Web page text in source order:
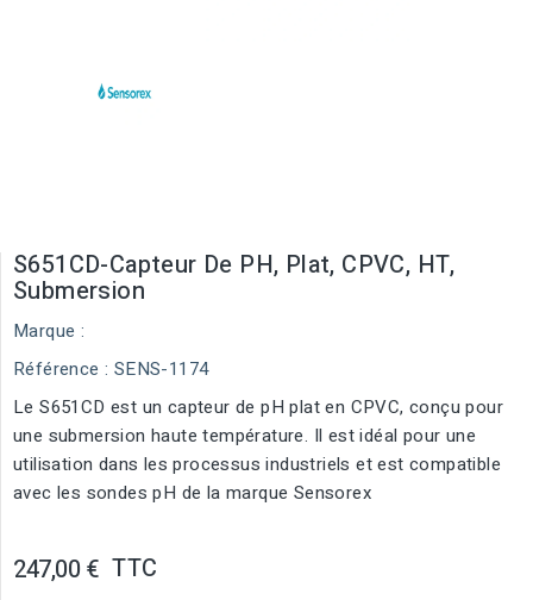
S651CD-Capteur De PH, Plat, CPVC, HT,
Submersion
Marque :
Référence : SENS-1174
Le S651CD est un capteur de pH plat en CPVC, conçu pour
une submersion haute température. Il est idéal pour une
utilisation dans les processus industriels et est compatible
avec les sondes pH de la marque Sensorex
247,00 € TTC